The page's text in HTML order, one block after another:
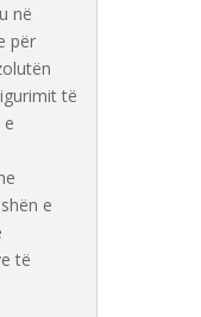
në
për
të
e
të